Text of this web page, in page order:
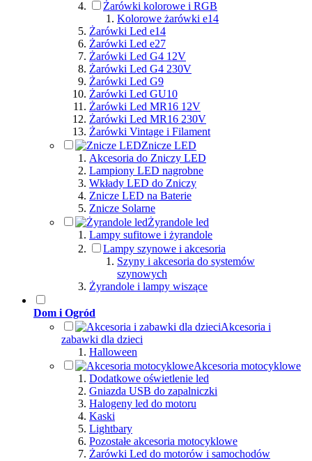
Żarówki kolorowe i RGB
Kolorowe żarówki e14
Żarówki Led e14
Żarówki Led e27
Żarówki Led G4 12V
Żarówki Led G4 230V
Żarówki Led G9
Żarówki Led GU10
Żarówki Led MR16 12V
Żarówki Led MR16 230V
Żarówki Vintage i Filament
Znicze LED
Akcesoria do Zniczy LED
Lampiony LED nagrobne
Wkłady LED do Zniczy
Znicze LED na Baterie
Znicze Solarne
Żyrandole led
Lampy sufitowe i żyrandole
Lampy szynowe i akcesoria
Szyny i akcesoria do systemów
szynowych
Żyrandole i lampy wiszące
Dom i Ogród
Akcesoria i
zabawki dla dzieci
Halloween
Akcesoria motocyklowe
Dodatkowe oświetlenie led
Gniazda USB do zapalniczki
Halogeny led do motoru
Kaski
Lightbary
Pozostałe akcesoria motocyklowe
Żarówki Led do motorów i samochodów